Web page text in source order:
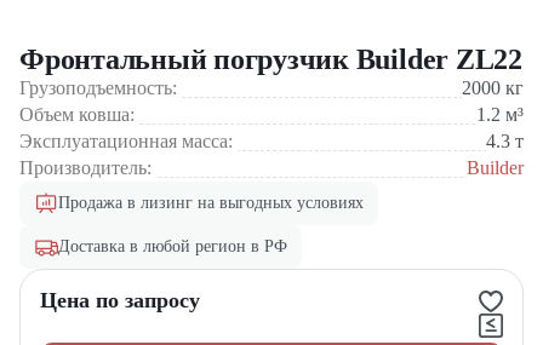
Фронтальный погрузчик Builder ZL22
Грузоподъемность: 2000 кг
Объем ковша:
1.2 м³
Эксплуатационная масса:
4.3 т
Производитель:
Builder
Продажа в лизинг на выгодных условиях
Доставка в любой регион в РФ
Цена по запросу